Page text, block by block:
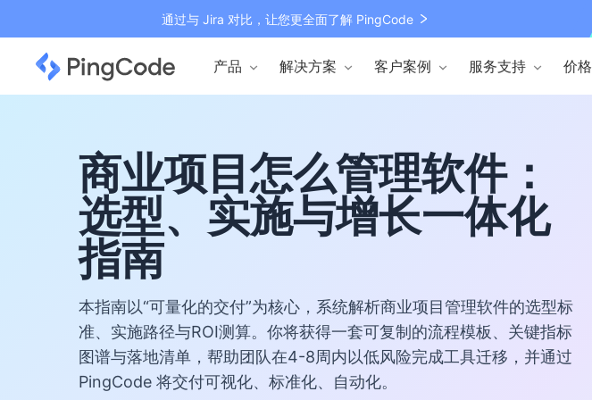
通过与 Jira 对比，让您更全面了解 PingCode
产品 解决方案 客户案例 服务支持 价格
商业项目怎么管理软件：
选型、实施与增长一体化
指南
本指南以“可量化的交付”为核心，系统解析商业项目管理软件的选型标
准、实施路径与ROI测算。你将获得一套可复制的流程模板、关键指标
图谱与落地清单，帮助团队在4-8周内以低风险完成工具迁移，并通过
PingCode 将交付可视化、标准化、自动化。